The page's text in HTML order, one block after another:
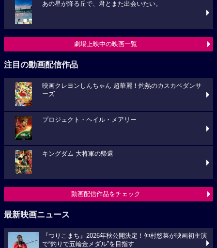
あの星が降る丘で、君とまた出会いたい。
劇場上映中の映画一覧
注目の動画配信作品
映画クレヨンしんちゃん 超華麗！灼熱のカスカベダンサ
ーズ
プロジェクト・ヘイル・メアリー
キングダム 大将軍の帰還
動画配信作品をチェック
最新映画ニュース
『つりこまち』2026年秋公開決定！仲村悠菜が映画初主演
で“釣りで五輪金メダル”を目指す